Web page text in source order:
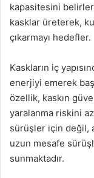
kapasitesini
kasklar üreterek,
çıkarmayı hedefler.
Kaskların iç
enerjiyi emerek
özellik, kaskın
yaralanma riskini
sürüşler için değil,
uzun mesafe
sunmaktadır.